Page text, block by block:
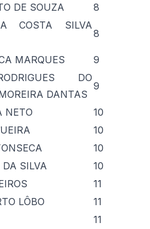
DE SOUZA
8
COSTA SILVA
8
MARQUES
9
DO
DANTAS
9
NETO
10
10
10
SILVA
10
11
LÔBO
11
11